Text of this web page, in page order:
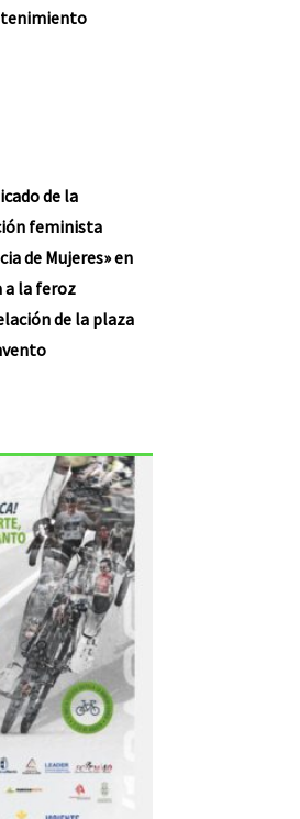
de la
feminista
de Mujeres» en
a la feroz
de la plaza